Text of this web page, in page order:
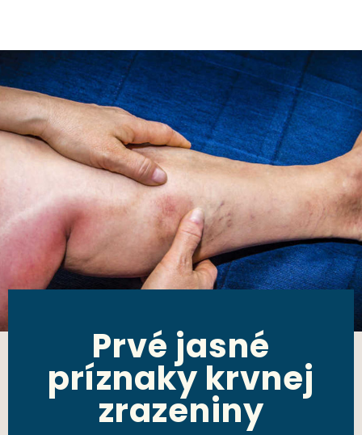
Prvé jasné
príznaky krvnej
zrazeniny